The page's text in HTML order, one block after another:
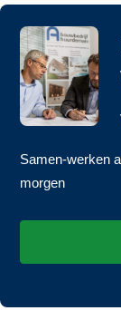
Samen-werken
morgen